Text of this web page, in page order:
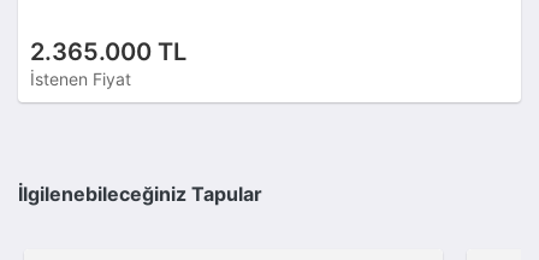
2.365.000 TL
İstenen Fiyat
İlgilenebileceğiniz Tapular